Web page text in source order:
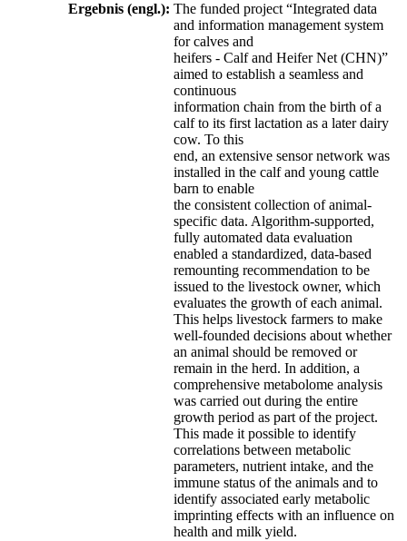
Ergebnis (engl.): The funded project “Integrated data
and information management system
for calves and
heifers - Calf and Heifer Net (CHN)”
aimed to establish a seamless and
continuous
information chain from the birth of a
calf to its first lactation as a later dairy
cow. To this
end, an extensive sensor network was
installed in the calf and young cattle
barn to enable
the consistent collection of animal-
specific data. Algorithm-supported,
fully automated data evaluation
enabled a standardized, data-based
remounting recommendation to be
issued to the livestock owner, which
evaluates the growth of each animal.
This helps livestock farmers to make
well-founded decisions about whether
an animal should be removed or
remain in the herd. In addition, a
comprehensive metabolome analysis
was carried out during the entire
growth period as part of the project.
This made it possible to identify
correlations between metabolic
parameters, nutrient intake, and the
immune status of the animals and to
identify associated early metabolic
imprinting effects with an influence on
health and milk yield.